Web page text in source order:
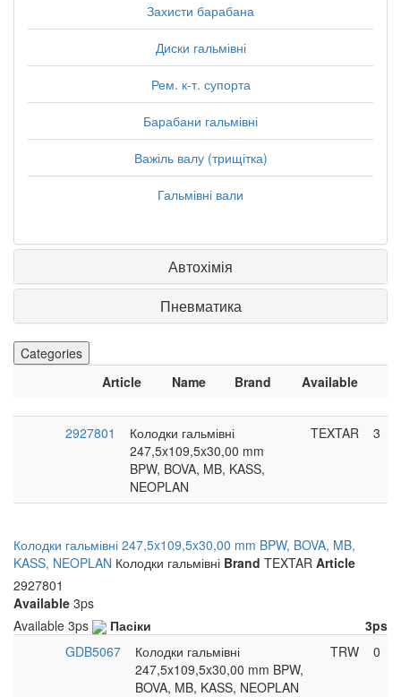
Захисти барабана
Диски гальмівні
Рем. к-т. супорта
Барабани гальмівні
Важіль валу (трищітка)
Гальмівні вали
Автохімія
Пневматика
Categories
Article
Name Brand Available
2927801
Колодки гальмівні
247,5x109,5x30,00 mm
BPW, BOVA, MB, KASS,
NEOPLAN
TEXTAR 3
Колодки гальмівні 247,5x109,5x30,00 mm BPW, BOVA, MB,
KASS, NEOPLAN Колодки гальмівні Brand TEXTAR Article
2927801
Available 3ps
Available 3ps Пасіки
3ps
GDB5067
Колодки гальмівні
247,5x109,5x30,00 mm BPW,
BOVA, MB, KASS, NEOPLAN
TRW 0